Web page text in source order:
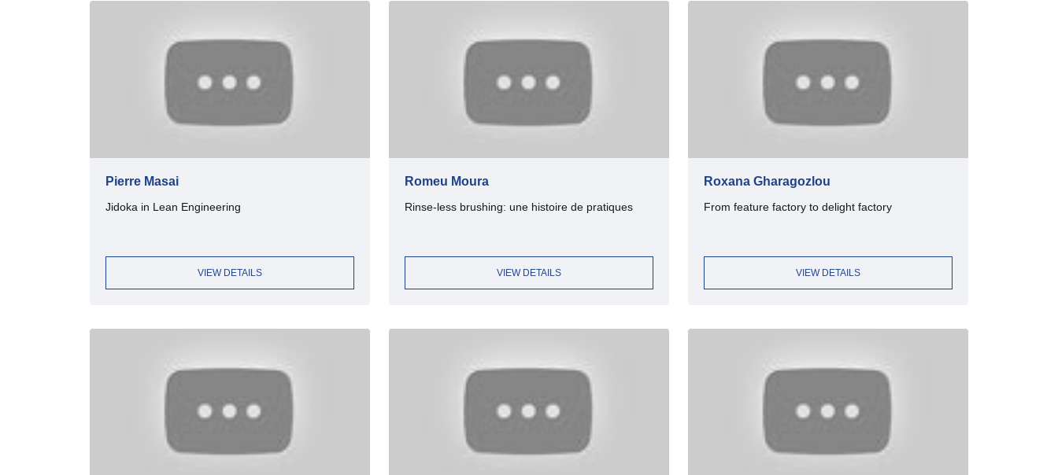
Pierre Masai
Jidoka in Lean Engineering
VIEW DETAILS
Romeu Moura
Rinse-less brushing: une histoire de pratiques
VIEW DETAILS
Roxana Gharagozlou
From feature factory to delight factory
VIEW DETAILS